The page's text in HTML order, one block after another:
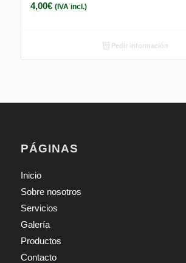
4,00€ (IVA incl.)
Pedir información
PÁGINAS
Inicio
Sobre nosotros
Servicios
Galería
Productos
Contacto